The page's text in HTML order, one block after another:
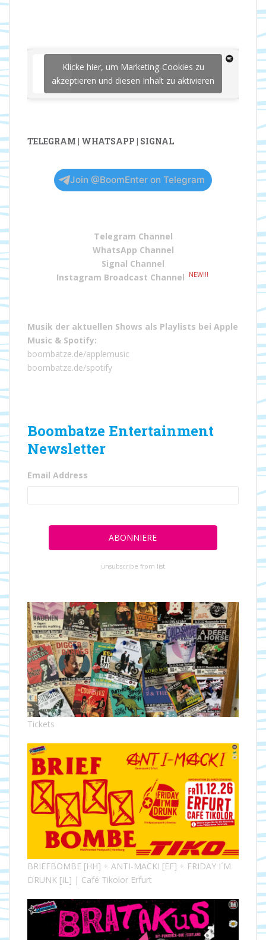
Klicke hier, um Marketing-Cookies zu
akzeptieren und diesen Inhalt zu aktivieren
TELEGRAM | WHATSAPP | SIGNAL
Join @BoomEnter on Telegram
Telegram Channel
WhatsApp Channel
Signal Channel
Instagram Broadcast Channel
NEW!!!
Musik der aktuellen Shows als Playlists bei Apple
Music & Spotify:
boombatze.de/applemusic
boombatze.de/spotify
Boombatze Entertainment
Newsletter
Email Address
unsubscribe from list
Tickets
BRIEFBOMBE [HH] + ANTI-MACKI [EF] + FRIDAY I´M
DRUNK [IL] | Café Tikolor Erfurt